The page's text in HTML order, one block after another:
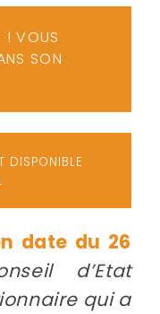
! VOUS
SON
DISPONIBLE
date du 26
d’Etat
qui a